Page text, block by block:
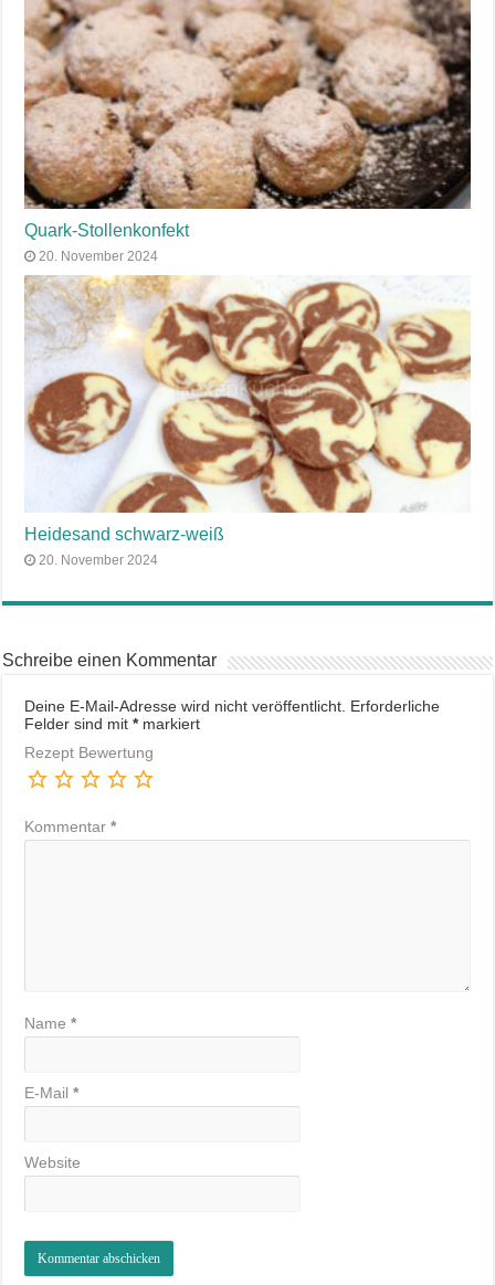
Quark-Stollenkonfekt
20. November 2024
Heidesand schwarz-weiß
20. November 2024
Schreibe einen Kommentar
Deine E-Mail-Adresse wird nicht veröffentlicht. Erforderliche
Felder sind mit*markiert
Rezept Bewertung
Kommentar*
Name*
E-Mail*
Website